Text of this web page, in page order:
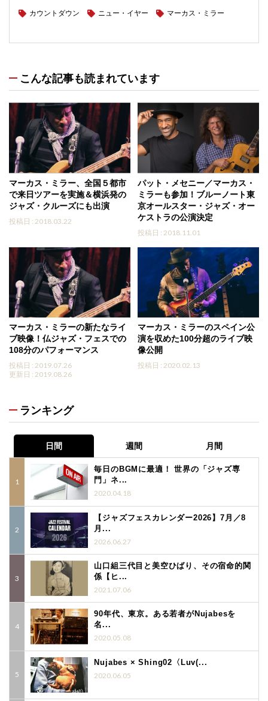
カウントダウン ニュー・イヤー マーカス・ミラー
こんな記事も読まれています
マーカス・ミラー、全国５都市
で来日ツアーを実施＆横浜発の
ジャズ・クルーズにも出演
投稿日 : 2018.03.22
パット・メセニー／マーカス・
ミラーも参加！ブルーノート東
京オールスター・ジャズ・オー
ケストラの公演決定
投稿日 : 2018.11.01
マーカス・ミラーの新たなライ
ブ映像！仏ジャズ・フェスでの
108分のパフォーマンス
投稿日 : 2019.07.26
更新日 : 2019.08.26
マーカス・ミラーのスペイン公
演を収めた100分超のライブ映
像公開
投稿日 : 2020.02.13
ランキング
日間 週間 月間
毎日のBGMに最適！ 世界の「ジャズ専
門」ネ...
2020.04.18
【ジャズフェスカレンダー2026】7月／8
月...
2026.06.27
山口組三代目と美空ひばり、その宿命的関
係【ヒ...
2021.07.06
90年代、東京。ある若者がNujabesを
名...
2020.05.08
Nujabes × Shing02〈Luv(...
2020.06.05